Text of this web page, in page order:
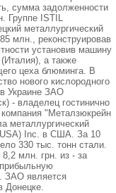
сумма задолженности
Группе ISTIL
металлургический
млн., реконструировав
установив машину
а также
цеха блюминга. В
нового кислородного
Украине ЗАО
- владелец гостинично
компания "Металзюкрейн
металлургический
Inc. в США. За 10
330 тыс. тонн стали.
млн. грн. из - за
ЗАО является
Донецке.